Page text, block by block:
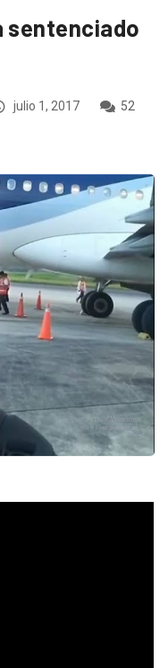
sentenciado
julio 1, 2017 52